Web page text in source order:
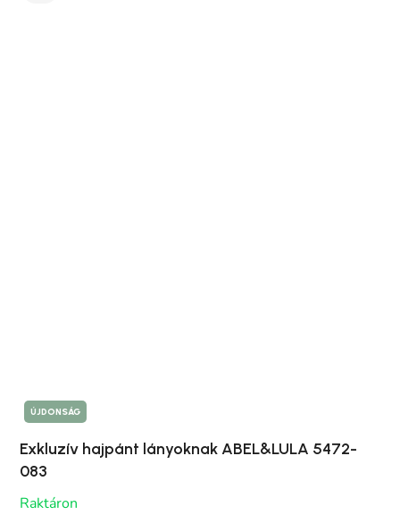
ÚJDONSÁG
Exkluzív hajpánt lányoknak ABEL&LULA 5472-
083
Raktáron